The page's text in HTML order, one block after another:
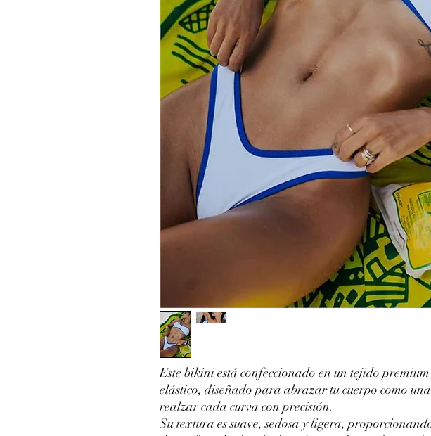
Este bikini está confeccionado en un tejido
elástico, diseñado para abrazar tu cuerpo como
realzar cada curva con precisión.
Su textura es suave, sedosa y ligera,